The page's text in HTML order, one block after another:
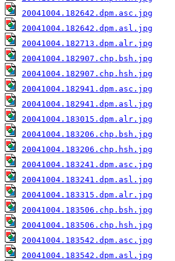
20041004.182642.dpm.asc.jpg
20041004.182642.dpm.asl.jpg
20041004.182713.dpm.alr.jpg
20041004.182907.chp.bsh.jpg
20041004.182907.chp.hsh.jpg
20041004.182941.dpm.asc.jpg
20041004.182941.dpm.asl.jpg
20041004.183015.dpm.alr.jpg
20041004.183206.chp.bsh.jpg
20041004.183206.chp.hsh.jpg
20041004.183241.dpm.asc.jpg
20041004.183241.dpm.asl.jpg
20041004.183315.dpm.alr.jpg
20041004.183506.chp.bsh.jpg
20041004.183506.chp.hsh.jpg
20041004.183542.dpm.asc.jpg
20041004.183542.dpm.asl.jpg